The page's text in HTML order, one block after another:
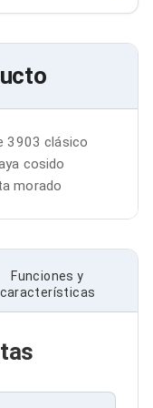
3903 clásico
cosido
morado
Funciones y
características